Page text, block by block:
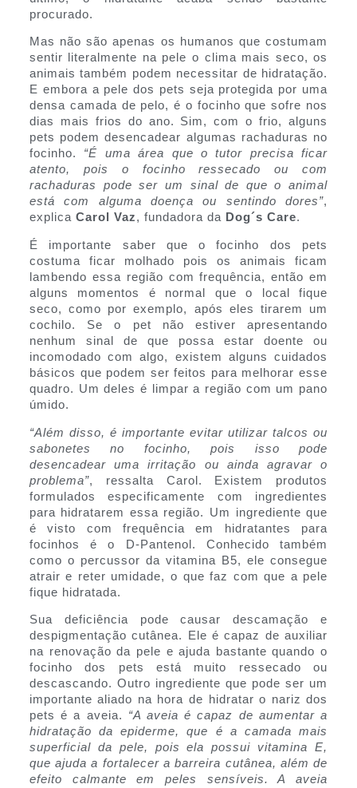
procurado.
Mas não são apenas os humanos que costumam
sentir literalmente na pele o clima mais seco, os
animais também podem necessitar de hidratação.
E embora a pele dos pets seja protegida por uma
densa camada de pelo, é o focinho que sofre nos
dias mais frios do ano. Sim, com o frio, alguns
pets podem desencadear algumas rachaduras no
focinho. “É uma área que o tutor precisa ficar
atento, pois o focinho ressecado ou com
rachaduras pode ser um sinal de que o animal
está com alguma doença ou sentindo dores”,
explica Carol Vaz, fundadora da Dog´s Care.
É importante saber que o focinho dos pets
costuma ficar molhado pois os animais ficam
lambendo essa região com frequência, então em
alguns momentos é normal que o local fique
seco, como por exemplo, após eles tirarem um
cochilo. Se o pet não estiver apresentando
nenhum sinal de que possa estar doente ou
incomodado com algo, existem alguns cuidados
básicos que podem ser feitos para melhorar esse
quadro. Um deles é limpar a região com um pano
úmido.
“Além disso, é importante evitar utilizar talcos ou
sabonetes no focinho, pois isso pode
desencadear uma irritação ou ainda agravar o
problema”, ressalta Carol. Existem produtos
formulados especificamente com ingredientes
para hidratarem essa região. Um ingrediente que
é visto com frequência em hidratantes para
focinhos é o D-Pantenol. Conhecido também
como o percussor da vitamina B5, ele consegue
atrair e reter umidade, o que faz com que a pele
fique hidratada.
Sua deficiência pode causar descamação e
despigmentação cutânea. Ele é capaz de auxiliar
na renovação da pele e ajuda bastante quando o
focinho dos pets está muito ressecado ou
descascando. Outro ingrediente que pode ser um
importante aliado na hora de hidratar o nariz dos
pets é a aveia. “A aveia é capaz de aumentar a
hidratação da epiderme, que é a camada mais
superficial da pele, pois ela possui vitamina E,
que ajuda a fortalecer a barreira cutânea, além de
efeito calmante em peles sensíveis. A aveia